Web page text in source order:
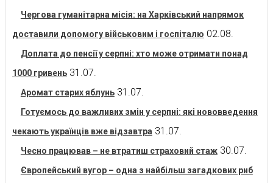
Чергова гуманітарна місія: на Харківський напрямок
доставили допомогу військовим і госпіталю 02.08.
Доплата до пенсії у серпні: хто може отримати понад
1000 гривень 31.07.
Аромат старих яблунь 31.07.
Готуємось до важливих змін у серпні: які нововведення
чекають українців вже відзавтра 31.07.
Чесно працював – не втратиш страховий стаж 30.07.
Європейський вугор – одна з найбільш загадкових риб